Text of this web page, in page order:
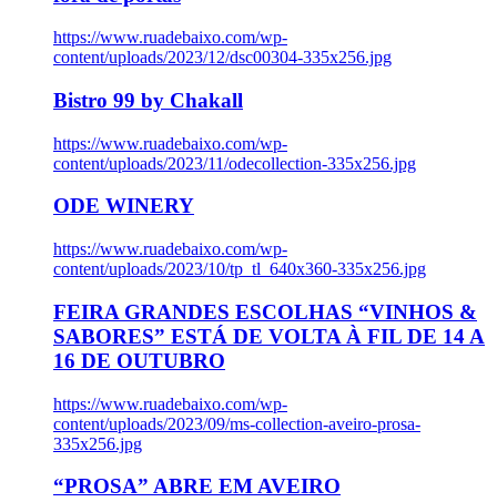
https://www.ruadebaixo.com/wp-
content/uploads/2023/12/dsc00304-335x256.jpg
Bistro 99 by Chakall
https://www.ruadebaixo.com/wp-
content/uploads/2023/11/odecollection-335x256.jpg
ODE WINERY
https://www.ruadebaixo.com/wp-
content/uploads/2023/10/tp_tl_640x360-335x256.jpg
FEIRA GRANDES ESCOLHAS “VINHOS &
SABORES” ESTÁ DE VOLTA À FIL DE 14 A
16 DE OUTUBRO
https://www.ruadebaixo.com/wp-
content/uploads/2023/09/ms-collection-aveiro-prosa-
335x256.jpg
“PROSA” ABRE EM AVEIRO